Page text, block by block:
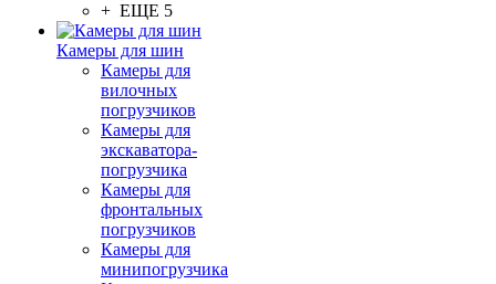
+ ЕЩЕ 5
Камеры для шин
Камеры для
вилочных
погрузчиков
Камеры для
экскаватора-
погрузчика
Камеры для
фронтальных
погрузчиков
Камеры для
минипогрузчика